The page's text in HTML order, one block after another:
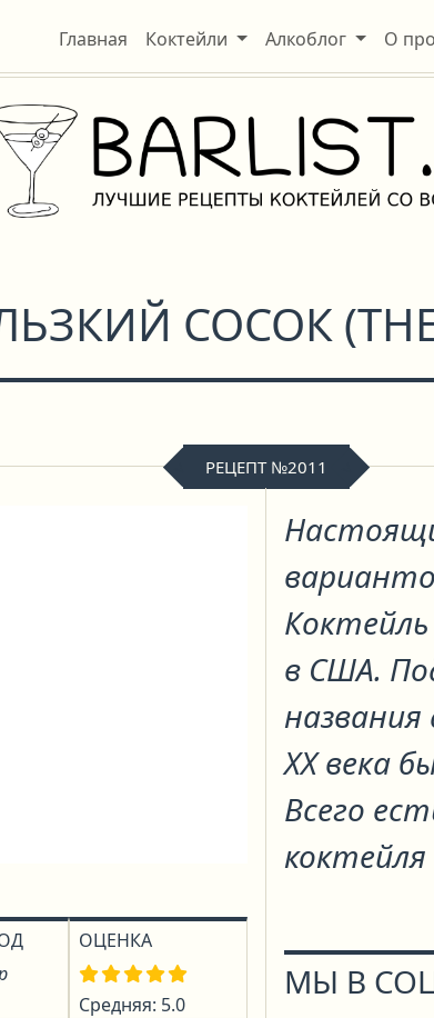
Главная Коктейли Алкоблог О
СОСОК (
РЕЦЕПТ №2011
ОЦЕНКА
Средняя: 5.0
Коктейль
в США.
XX века
Всего
коктейля
МЫ В